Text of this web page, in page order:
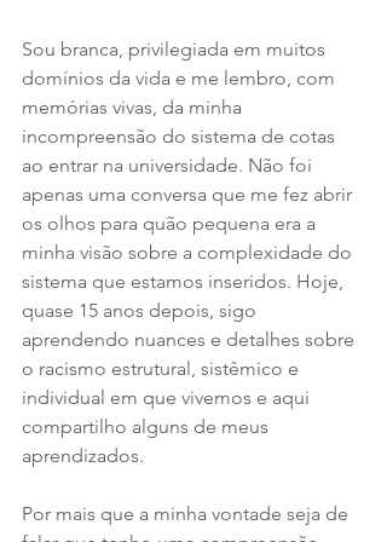
Sou branca, privilegiada em muitos
domínios da vida e me lembro, com
memórias vivas, da minha
incompreensão do sistema de cotas
ao entrar na universidade. Não foi
apenas uma conversa que me fez abrir
os olhos para quão pequena era a
minha visão sobre a complexidade do
sistema que estamos inseridos. Hoje,
quase 15 anos depois, sigo
aprendendo nuances e detalhes sobre
o racismo estrutural, sistêmico e
individual em que vivemos e aqui
compartilho alguns de meus
aprendizados.
Por mais que a minha vontade seja de